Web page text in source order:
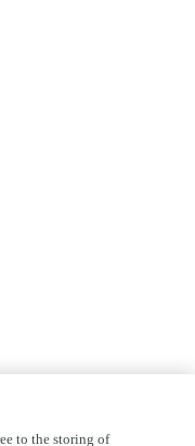
to the storing of